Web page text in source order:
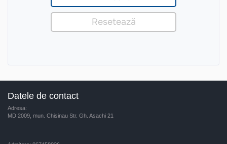
Datele de contact
Adresa:
MD 2009, mun. Chisinau Str. Gh. Asachi 21